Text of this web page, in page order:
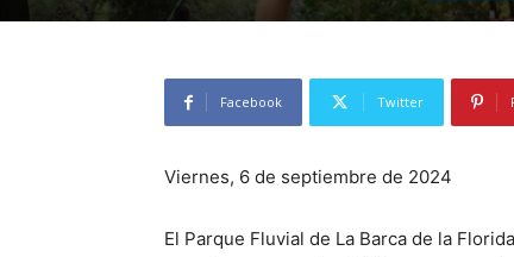
Facebook Twitter
Viernes, 6 de septiembre de 2024
El Parque Fluvial de La Barca de la